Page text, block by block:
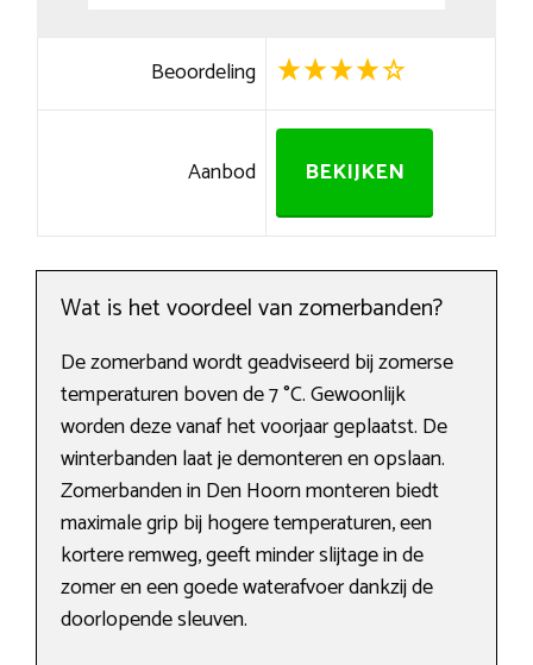
Beoordeling
Aanbod BEKIJKEN
Wat is het voordeel van zomerbanden?
De zomerband wordt geadviseerd bij zomerse
temperaturen boven de 7 °C. Gewoonlijk
worden deze vanaf het voorjaar geplaatst. De
winterbanden laat je demonteren en opslaan.
Zomerbanden in Den Hoorn monteren biedt
maximale grip bij hogere temperaturen, een
kortere remweg, geeft minder slijtage in de
zomer en een goede waterafvoer dankzij de
doorlopende sleuven.